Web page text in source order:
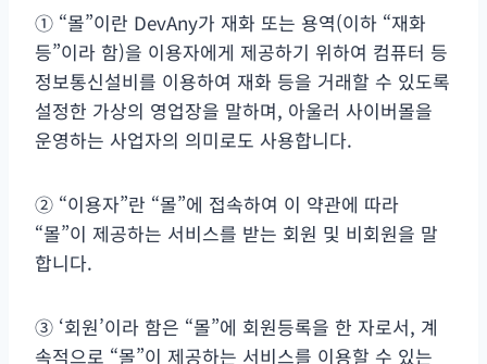
① “몰”이란 DevAny가 재화 또는 용역(이하 “재화
등”이라 함)을 이용자에게 제공하기 위하여 컴퓨터 등
정보통신설비를 이용하여 재화 등을 거래할 수 있도록
설정한 가상의 영업장을 말하며, 아울러 사이버몰을
운영하는 사업자의 의미로도 사용합니다.
② “이용자”란 “몰”에 접속하여 이 약관에 따라
“몰”이 제공하는 서비스를 받는 회원 및 비회원을 말
합니다.
③ ‘회원’이라 함은 “몰”에 회원등록을 한 자로서, 계
속적으로 “몰”이 제공하는 서비스를 이용할 수 있는